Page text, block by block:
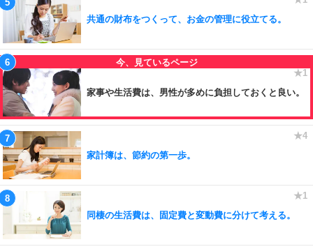
共通の財布をつくって、お金の管理に役立てる。
家事や生活費は、男性が多めに負担しておくと良い。
家計簿は、節約の第一歩。
同棲の生活費は、固定費と変動費に分けて考える。